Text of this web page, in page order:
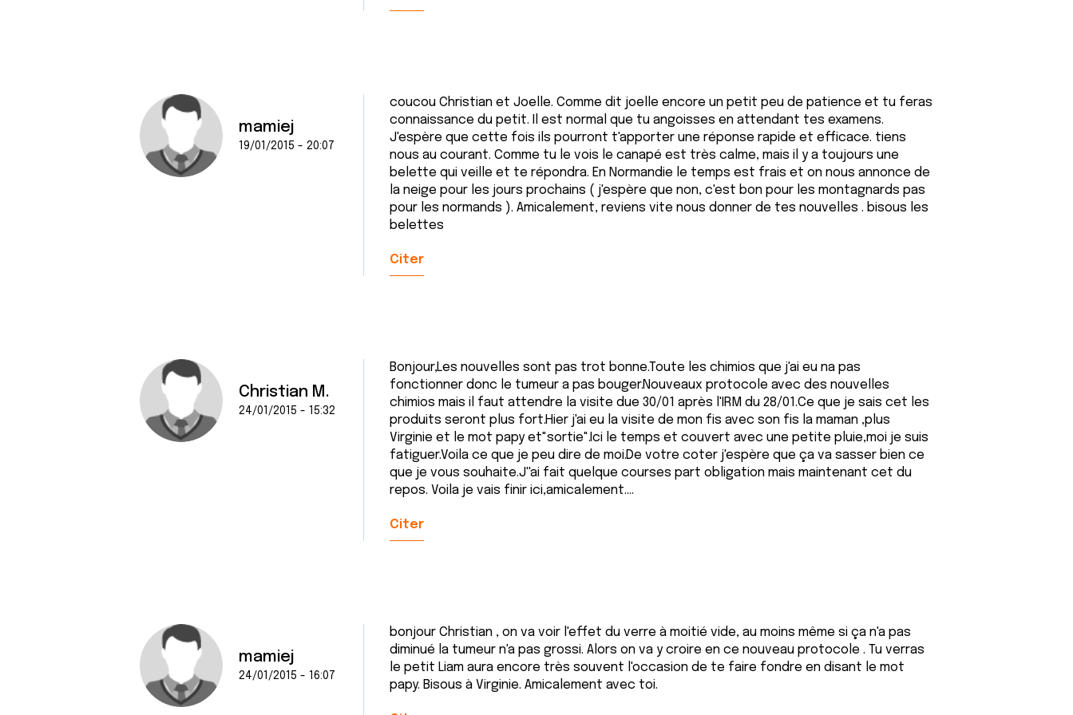
e
mamiej
19/01/2015 - 20:07
coucou Christian et Joelle. Comme dit joelle encore un petit peu de patience et tu feras
connaissance du petit. Il est normal que tu angoisses en attendant tes examens.
J'espère que cette fois ils pourront t'apporter une réponse rapide et efficace. tiens
nous au courant. Comme tu le vois le canapé est très calme, mais il y a toujours une
belette qui veille et te répondra. En Normandie le temps est frais et on nous annonce de
la neige pour les jours prochains ( j'espère que non, c'est bon pour les montagnards pas
pour les normands ). Amicalement, reviens vite nous donner de tes nouvelles . bisous les
belettes
Citer
Christian M.
24/01/2015 - 15:32
Bonjour,Les nouvelles sont pas trot bonne.Toute les chimios que j'ai eu na pas
fonctionner donc le tumeur a pas bouger.Nouveaux protocole avec des nouvelles
chimios mais il faut attendre la visite due 30/01 après l'IRM du 28/01.Ce que je sais cet les
produits seront plus fort.Hier j'ai eu la visite de mon fis avec son fis la maman ,plus
Virginie et le mot papy et"sortie".Ici le temps et couvert avec une petite pluie,moi je suis
fatiguer.Voila ce que je peu dire de moi.De votre coter j'espère que ça va sasser bien ce
que je vous souhaite.J''ai fait quelque courses part obligation mais maintenant cet du
repos. Voila je vais finir ici,amicalement....
Citer
mamiej
24/01/2015 - 16:07
bonjour Christian , on va voir l'effet du verre à moitié vide, au moins même si ça n'a pas
diminué la tumeur n'a pas grossi. Alors on va y croire en ce nouveau protocole . Tu verras
le petit Liam aura encore très souvent l'occasion de te faire fondre en disant le mot
papy. Bisous à Virginie. Amicalement avec toi.